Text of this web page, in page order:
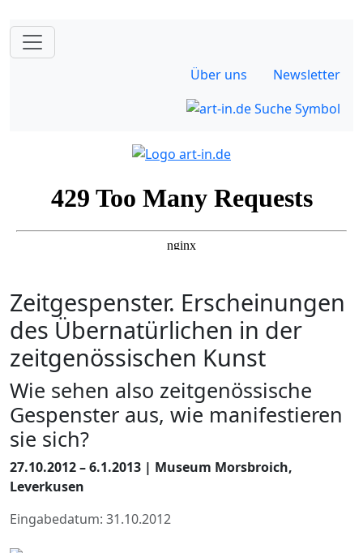
Über uns Newsletter
Zeitgespenster. Erscheinungen
des Übernatürlichen in der
zeitgenössischen Kunst
Wie sehen also zeitgenössische
Gespenster aus, wie manifestieren
sie sich?
27.10.2012 – 6.1.2013 | Museum Morsbroich,
Leverkusen
Eingabedatum: 31.10.2012